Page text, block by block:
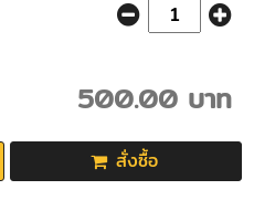
500.00 บาท
สั่งซื้อ